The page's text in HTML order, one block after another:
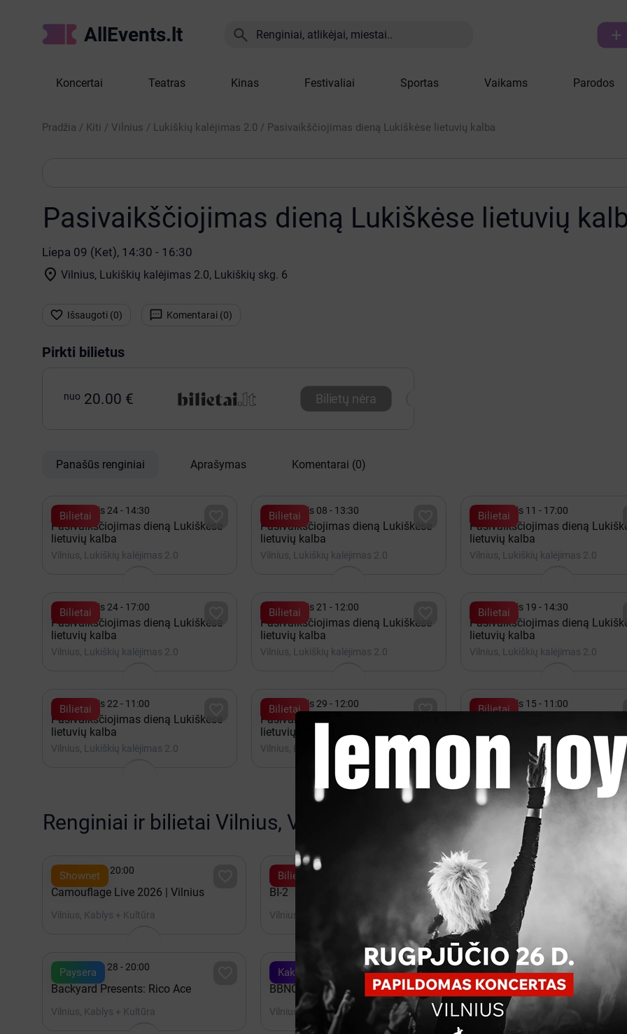
AllEvents.lt  Renginiai, atlikėjai, miestai.. 
Koncertai Teatras Kinas Festivaliai Sportas Vaikams Parodos
Pradžia / Kiti / Vilnius / Lukiškių kalėjimas 2.0 / Pasivaikščiojimas dieną Lukiškėse lietuvių kalba
Pasivaikščiojimas dieną Lukiškėse lietuvių
Liepa 09 (Ket), 14:30 - 16:30
 Vilnius, Lukiškių kalėjimas 2.0, Lukiškių skg. 6
 Išsaugoti (0)  Komentarai (0)
Pirkti bilietus
nuo 20.00 € Bilietų nėra
Panašūs renginiai Aprašymas Komentarai (0)
Bilietai
Rugpjūtis 24 - 14:30
Pasivaikščiojimas dieną Lukiškėse
lietuvių kalba
Vilnius, Lukiškių kalėjimas 2.0
Bilietai
Rugpjūtis 08 - 13:30
Pasivaikščiojimas dieną Lukiškėse
lietuvių kalba
Vilnius, Lukiškių kalėjimas 2.0
Bilietai
Rugpjūtis 11 - 17:00
Pasivaikščiojimas dieną
lietuvių kalba
Vilnius, Lukiškių kalėjimas 2.0
Bilietai
Rugpjūtis 24 - 17:00
Pasivaikščiojimas dieną Lukiškėse
lietuvių kalba
Vilnius, Lukiškių kalėjimas 2.0
Bilietai
Rugpjūtis 21 - 12:00
Pasivaikščiojimas dieną Lukiškėse
lietuvių kalba
Vilnius, Lukiškių kalėjimas 2.0
Bilietai
Rugpjūtis 19 - 14:30
Pasivaikščiojimas dieną
lietuvių kalba
Vilnius, Lukiškių kalėjimas 2.0
Bilietai
Rugpjūtis 22 - 11:00
Pasivaikščiojimas dieną Lukiškėse
lietuvių kalba
Vilnius, Lukiškių kalėjimas 2.0
Bilietai 
Rugpjūtis 29 - 12:00
Pasivaikščiojimas dieną Lukiškėse
lietuvių kalba
Vilnius, Lukiškių kalėjimas 2.0
Bilietai
Rugpjūtis 15 - 11:00
Pasivaikščiojimas dieną
lietuvių kalba
Vilnius, Lukiškių kalėjimas 2.0
Renginiai ir bilietai Vilnius, Visos vietos
Shownet
Spalis 15 - 20:00
Camouflage Live 2026 | Vilnius
Vilnius, Kablys + Kultūra
Bilietai 
2027 Kovas 12 - 20:00
BI-2
Vilnius, Arena Vilnius
Kakava
 Lapkritis 13 - 14
EROS 2026
Paysera
Rugpjūtis 28 - 20:00
Backyard Presents: Rico Ace
Vilnius, Kablys + Kultūra
Kakava 
 Rugpjūtis 24 - 20:00
BBNO$
Vilnius, Lukiškių kalėjimas 2.0
Bilietai
Rugpjūtis 20 - 20:00
Natalija Bunkė Vasaros
Vilnius, Vasaros terasa